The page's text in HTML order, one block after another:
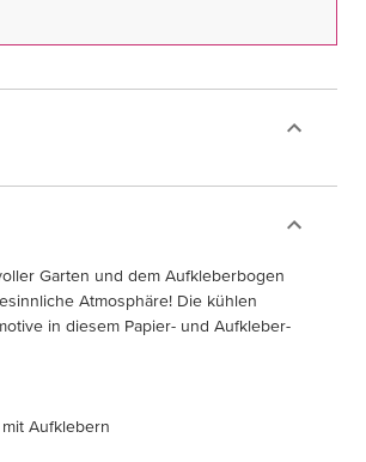
Garten und dem Aufkleberbogen
Atmosphäre! Die kühlen
in diesem Papier- und Aufkleber-
Aufklebern